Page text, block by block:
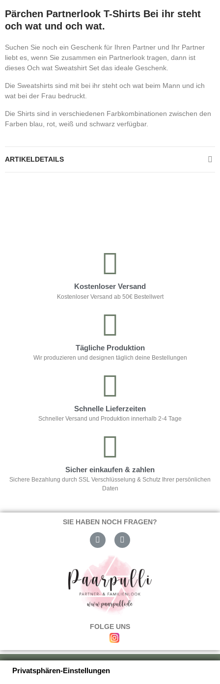
Pärchen Partnerlook T-Shirts Bei ihr steht
och wat und och wat.
Suchen Sie noch ein Geschenk für Ihren Partner und Ihr Partner
liebt es, wenn Sie zusammen ein Partnerlook tragen, dann ist
dieses Och wat Sweatshirt Set das ideale Geschenk.
Die Sweatshirts sind mit bei ihr steht och wat beim Mann und ich
wat bei der Frau bedruckt.
Die Shirts sind in verschiedenen Farbkombinationen zwischen den
Farben blau, rot, weiß und schwarz verfügbar.
ARTIKELDETAILS
Kostenloser Versand
Kostenloser Versand ab 50€ Bestellwert
Tägliche Produktion
Wir produzieren und designen täglich deine Bestellungen
Schnelle Lieferzeiten
Schneller Versand und Produktion innerhalb 2-4 Tage
Sicher einkaufen & zahlen
Sichere Bezahlung durch SSL Verschlüsselung & Schutz Ihrer persönlichen
Daten
SIE HABEN NOCH FRAGEN?
FOLGE UNS
Über uns|Versand & Zahlung|Umtausch & Rückgabe
Privatsphären-Einstellungen